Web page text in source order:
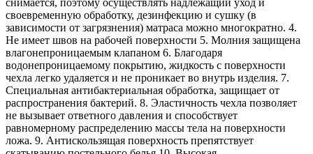
снимается, поэтому осуществлять надлежащий уход и
своевременную обработку, дезинфекцию и сушку (в
зависимости от загрязнения) матраса можно многократно. 4.
Не имеет швов на рабочей поверхности 5. Молния защищена
влагонепроницаемым клапаном 6. Благодаря
водонепроницаемому покрытию, жидкость с поверхности
чехла легко удаляется и не проникает во внутрь изделия. 7.
Специальная антибактериальная обработка, защищает от
распространения бактерий. 8. Эластичность чехла позволяет
не вызывает ответного давления и способствует
равномерному распределению массы тела на поверхности
ложа. 9. Антискользящая поверхность препятствует